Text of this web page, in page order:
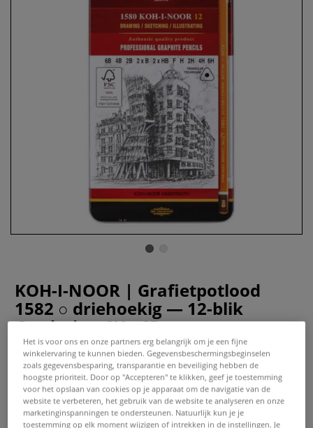
KOH-I-NOOR | Grafietpotlood
1582 ○ driehoekig — 12-blik
Gradation 6H - 6B
0 Beoordeling
Doordat de geelgelakte schacht driehoekig is, ligt het
grafietpotlood 1582 van KOH-I-NOOR goed in je hand — zo
heb je meer controle en kun je preciezer werken. De
Het is voor ons en onze partners erg belangrijk om je een fijne
winkelervaring te kunnen bieden. Gegevensbeschermingsbeginselen
zoals gegevensbesparing, transparantie en beveiliging hebben de
hoogste prioriteit. Door op "Accepteren" te klikken, geef je toestemming
voor het opslaan van cookies op je apparaat om de navigatie van de
website te verbeteren, het gebruik van de website te analyseren en onze
marketinginspanningen te ondersteunen. Natuurlijk kun je je
toestemming op elk moment wijzigen of intrekken in de instellingen. Je